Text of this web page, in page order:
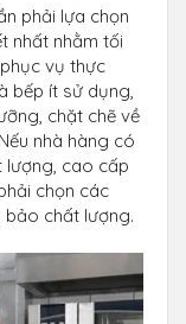
phải lựa chọn
nhất nhằm tối
vụ thực
bếp ít sử dụng,
chặt chẽ về
nhà hàng có
lượng, cao cấp
chọn các
bảo chất lượng.